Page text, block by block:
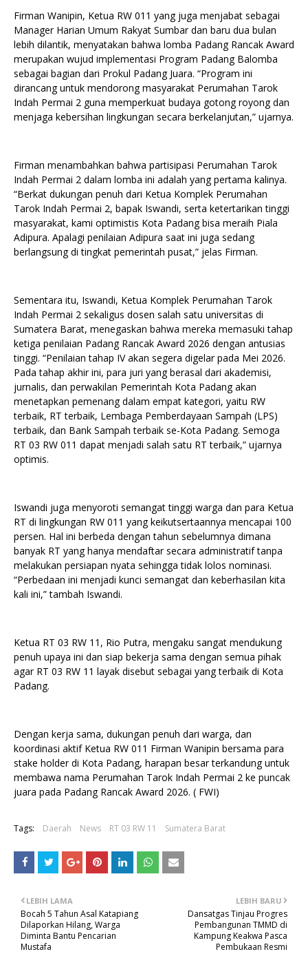
Firman Wanipin, Ketua RW 011 yang juga menjabat sebagai
Manager Harian Umum Rakyat Sumbar dan baru dua bulan
lebih dilantik, menyatakan bahwa lomba Padang Rancak Award
merupakan wujud implementasi Program Padang Balomba
sebagai bagian dari Prokul Padang Juara. “Program ini
dirancang untuk mendorong masyarakat Perumahan Tarok
Indah Permai 2 guna memperkuat budaya gotong royong dan
menjaga kebersihan lingkungan secara berkelanjutan,” ujarnya.
Firman menambahkan bahwa partisipasi Perumahan Tarok
Indah Permai 2 dalam lomba ini adalah yang pertama kalinya.
“Berkat dukungan penuh dari Ketua Komplek Perumahan
Tarok Indah Permai 2, bapak Iswandi, serta ketertarikan tinggi
masyarakat, kami optimistis Kota Padang bisa meraih Piala
Adipura. Apalagi penilaian Adipura saat ini juga sedang
berlangsung di tingkat pemerintah pusat,” jelas Firman.
Sementara itu, Iswandi, Ketua Komplek Perumahan Tarok
Indah Permai 2 sekaligus dosen salah satu universitas di
Sumatera Barat, menegaskan bahwa mereka memasuki tahap
ketiga penilaian Padang Rancak Award 2026 dengan antusias
tinggi. “Penilaian tahap IV akan segera digelar pada Mei 2026.
Pada tahap akhir ini, para juri yang berasal dari akademisi,
jurnalis, dan perwakilan Pemerintah Kota Padang akan
menetapkan pemenang dalam empat kategori, yaitu RW
terbaik, RT terbaik, Lembaga Pemberdayaan Sampah (LPS)
terbaik, dan Bank Sampah terbaik se-Kota Padang. Semoga
RT 03 RW 011 dapat menjadi salah satu RT terbaik,” ujarnya
optimis.
Iswandi juga menyoroti semangat tinggi warga dan para Ketua
RT di lingkungan RW 011 yang keikutsertaannya mencapai 100
persen. Hal ini berbeda dengan tahun sebelumnya dimana
banyak RT yang hanya mendaftar secara administratif tanpa
melakukan persiapan nyata sehingga tidak lolos nominasi.
“Perbedaan ini menjadi kunci semangat dan keberhasilan kita
kali ini,” tambah Iswandi.
Ketua RT 03 RW 11, Rio Putra, mengaku sangat mendukung
penuh upaya ini dan siap bekerja sama dengan semua pihak
agar RT 03 RW 11 layak disebut sebagai yang terbaik di Kota
Padang.
Dengan kerja sama, dukungan penuh dari warga, dan
koordinasi aktif Ketua RW 011 Firman Wanipin bersama para
stake holder di Kota Padang, harapan besar terkandung untuk
membawa nama Perumahan Tarok Indah Permai 2 ke puncak
juara pada Padang Rancak Award 2026. ( FWI)
Tags: Daerah News RT 03 RW 11 Sumatera Barat
LEBIH BARU
Dansatgas Tinjau Progres
Pembangunan TMMD di
Kampung Keakwa Pasca
Pembukaan Resmi
LEBIH LAMA
Bocah 5 Tahun Asal Katapiang
Dilaporkan Hilang, Warga
Diminta Bantu Pencarian
Mustafa